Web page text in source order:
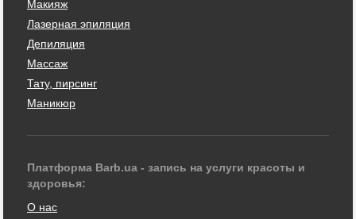
Макияж
Лазерная эпиляция
Депиляция
Массаж
Тату, пирсинг
Маникюр
Платформа Barb.ua - запись на услуги красоты и
здоровья:
О нас